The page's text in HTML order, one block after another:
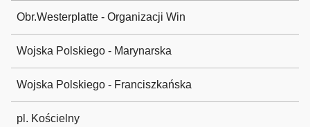
Obr.Westerplatte - Organizacji Win
Wojska Polskiego - Marynarska
Wojska Polskiego - Franciszkańska
pl. Kościelny